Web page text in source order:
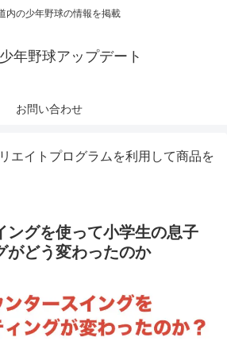
内の少年野球の情報を掲載
年野球アップデート
お問い合わせ
エイトプログラムを利用して商品を
ングを使って小学生の息子
がどう変わったのか